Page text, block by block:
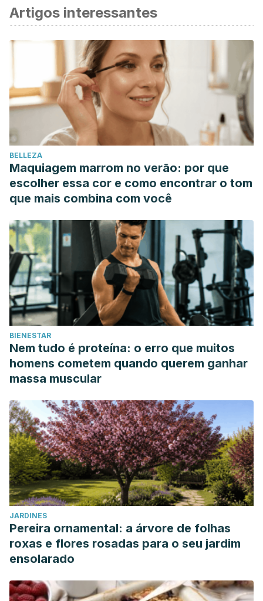
Artigos interessantes
BELLEZA
Maquiagem marrom no verão: por que
escolher essa cor e como encontrar o tom
que mais combina com você
BIENESTAR
Nem tudo é proteína: o erro que muitos
homens cometem quando querem ganhar
massa muscular
JARDINES
Pereira ornamental: a árvore de folhas
roxas e flores rosadas para o seu jardim
ensolarado